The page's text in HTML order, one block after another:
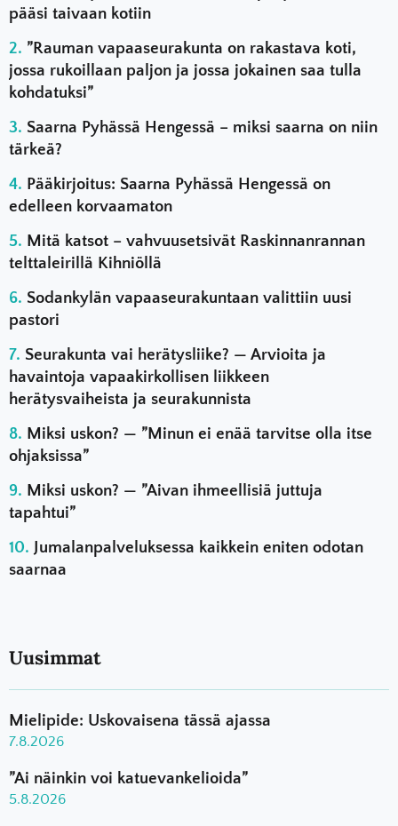
pääsi taivaan kotiin
”Rauman vapaaseurakunta on rakastava koti,
jossa rukoillaan paljon ja jossa jokainen saa tulla
kohdatuksi”
Saarna Pyhässä Hengessä – miksi saarna on niin
tärkeä?
Pääkirjoitus: Saarna Pyhässä Hengessä on
edelleen korvaamaton
Mitä katsot – vahvuusetsivät Raskinnanrannan
telttaleirillä Kihniöllä
Sodankylän vapaaseurakuntaan valittiin uusi
pastori
Seurakunta vai herätysliike? — Arvioita ja
havaintoja vapaakirkollisen liikkeen
herätysvaiheista ja seurakunnista
Miksi uskon? — ”Minun ei enää tarvitse olla itse
ohjaksissa”
Miksi uskon? — ”Aivan ihmeellisiä juttuja
tapahtui”
Jumalanpalveluksessa kaikkein eniten odotan
saarnaa
Uusimmat
Mielipide: Uskovaisena tässä ajassa
7.8.2026
”Ai näinkin voi katuevankelioida”
5.8.2026